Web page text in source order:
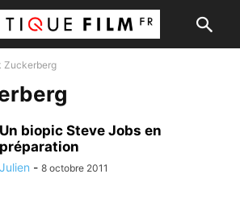
Zuckerberg
Un biopic Steve Jobs en
préparation
Julien - 8 octobre 2011